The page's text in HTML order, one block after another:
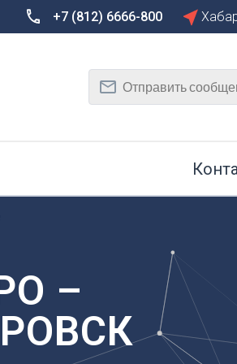
Тамбов
Тюмень
Улан-Удэ
Ульяновск
Хабаровск
+7 (812) 6666-800
Отправить
–